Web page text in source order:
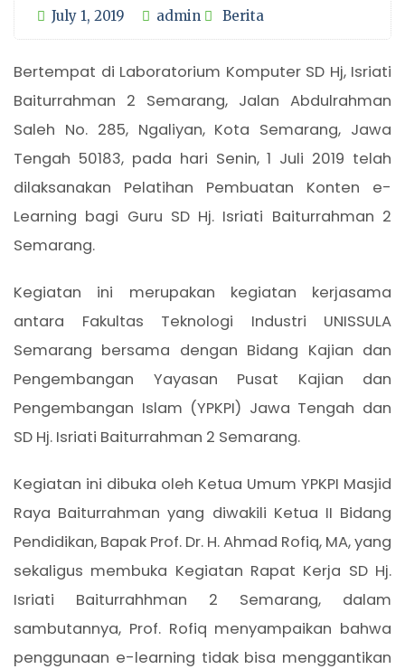
July 1, 2019 admin Berita
Bertempat di Laboratorium Komputer SD Hj, Isriati
Baiturrahman 2 Semarang, Jalan Abdulrahman
Saleh No. 285, Ngaliyan, Kota Semarang, Jawa
Tengah 50183, pada hari Senin, 1 Juli 2019 telah
dilaksanakan Pelatihan Pembuatan Konten e-
Learning bagi Guru SD Hj. Isriati Baiturrahman 2
Semarang.
Kegiatan ini merupakan kegiatan kerjasama
antara Fakultas Teknologi Industri UNISSULA
Semarang bersama dengan Bidang Kajian dan
Pengembangan Yayasan Pusat Kajian dan
Pengembangan Islam (YPKPI) Jawa Tengah dan
SD Hj. Isriati Baiturrahman 2 Semarang.
Kegiatan ini dibuka oleh Ketua Umum YPKPI Masjid
Raya Baiturrahman yang diwakili Ketua II Bidang
Pendidikan, Bapak Prof. Dr. H. Ahmad Rofiq, MA, yang
sekaligus membuka Kegiatan Rapat Kerja SD Hj.
Isriati Baiturrahhman 2 Semarang, dalam
sambutannya, Prof. Rofiq menyampaikan bahwa
penggunaan e-learning tidak bisa menggantikan